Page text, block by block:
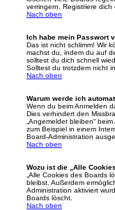
verringern. Registriere
Nach oben
Ich habe mein Passwort
Das ist nicht schlimm! Wir
machst du, indem du auf
solltest du dich schnell
Solltest du trotzdem nicht
Nach oben
Warum werde ich
Wenn du beim Anmelden
Dies verhindert den
„Angemeldet bleiben“
zum Beispiel in einem
Board-Administration
Nach oben
Wozu ist die „Alle
„Alle Cookies des Boards
bleibst. Außerdem
Administration aktiviert
Boards löscht.
Nach oben